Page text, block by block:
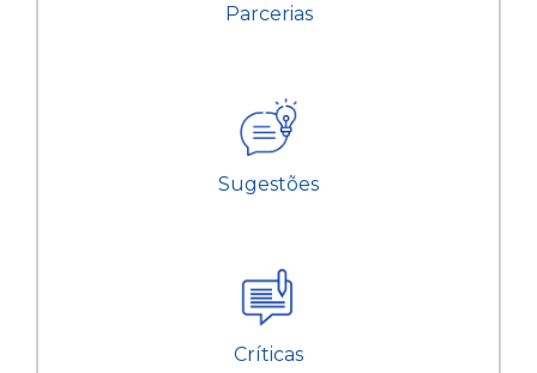
Parcerias
Sugestões
Críticas